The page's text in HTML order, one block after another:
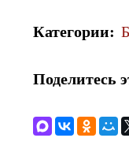
Категории:
Поделитесь